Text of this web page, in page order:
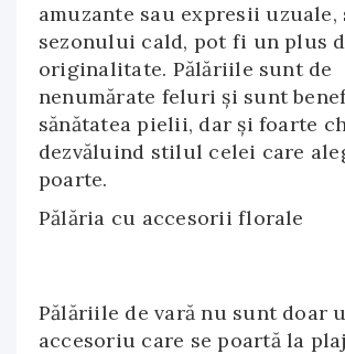
amuzante sau expresii uzuale,
sezonului cald, pot fi un plus
originalitate. Pălăriile sunt de
nenumărate feluri și sunt
sănătatea pielii, dar și foarte
dezvăluind stilul celei care
poarte.
Pălăria cu accesorii florale
Pălăriile de vară nu sunt doar
accesoriu care se poartă la